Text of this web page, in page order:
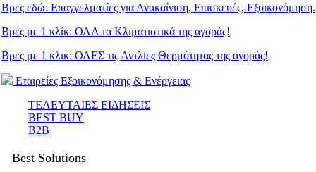
Βρες εδώ: Eπαγγελματίες για Ανακαίνιση, Επισκευές, Εξοικονόμηση.
Βρες με 1 κλίκ: ΟΛΑ τα Κλιματιστικά της αγοράς!
Βρες με 1 κλικ: ΟΛΕΣ τις Αντλίες Θερμότητας της αγοράς!
Εταιρείες Εξοικονόμησης & Ενέργειας
ΤΕΛΕΥΤΑΙΕΣ ΕΙΔΗΣΕΙΣ
BEST BUY
B2B
Best Solutions